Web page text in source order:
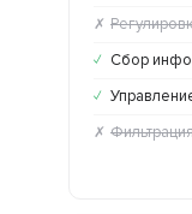
✗
✓ Сбор
✓
✗